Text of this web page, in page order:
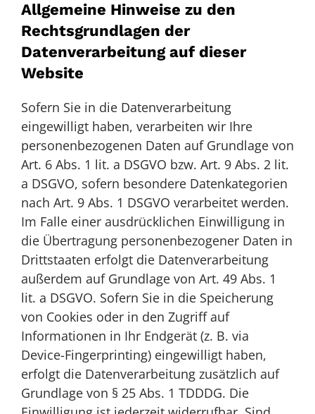
Allgemeine Hinweise zu den
Rechtsgrundlagen der
Datenverarbeitung auf dieser
Website
Sofern Sie in die Datenverarbeitung
eingewilligt haben, verarbeiten wir Ihre
personenbezogenen Daten auf Grundlage von
Art. 6 Abs. 1 lit. a DSGVO bzw. Art. 9 Abs. 2 lit.
a DSGVO, sofern besondere Datenkategorien
nach Art. 9 Abs. 1 DSGVO verarbeitet werden.
Im Falle einer ausdrücklichen Einwilligung in
die Übertragung personenbezogener Daten in
Drittstaaten erfolgt die Datenverarbeitung
außerdem auf Grundlage von Art. 49 Abs. 1
lit. a DSGVO. Sofern Sie in die Speicherung
von Cookies oder in den Zugriff auf
Informationen in Ihr Endgerät (z. B. via
Device-Fingerprinting) eingewilligt haben,
erfolgt die Datenverarbeitung zusätzlich auf
Grundlage von § 25 Abs. 1 TDDDG. Die